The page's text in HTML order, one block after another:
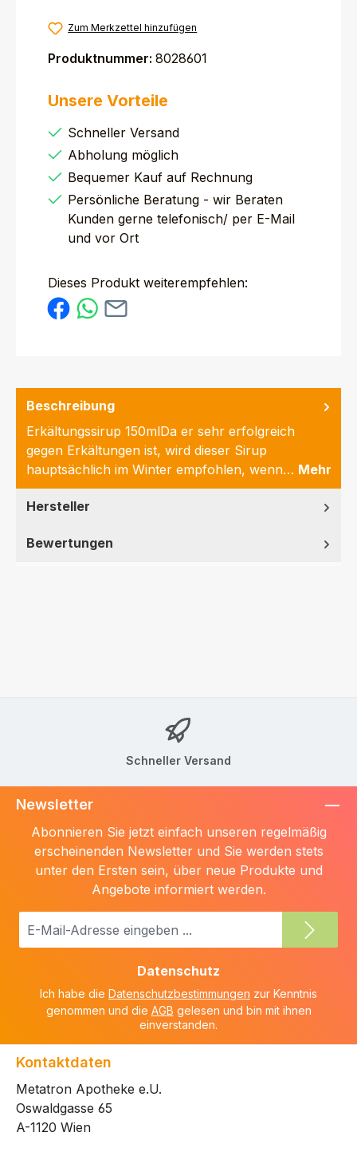
Zum Merkzettel hinzufügen
Produktnummer: 8028601
Unsere Vorteile
Schneller Versand
Abholung möglich
Bequemer Kauf auf Rechnung
Persönliche Beratung - wir Beraten
Kunden gerne telefonisch/ per E-Mail
und vor Ort
Dieses Produkt weiterempfehlen:
Beschreibung
Erkältungssirup 150mlDa er sehr erfolgreich
gegen Erkältungen ist, wird dieser Sirup
hauptsächlich im Winter empfohlen, wenn… Mehr
Hersteller
Bewertungen
Schneller Versand
Newsletter
Abonnieren Sie jetzt einfach unseren regelmäßig
erscheinenden Newsletter und Sie werden stets
unter den Ersten sein, über neue Produkte und
Angebote informiert werden.
E-
Datenschutz
Ich habe die Datenschutzbestimmungen zur Kenntnis
genommen und die AGB gelesen und bin mit ihnen
einverstanden.
Kontaktdaten
Metatron Apotheke e.U.
Oswaldgasse 65
A-1120 Wien